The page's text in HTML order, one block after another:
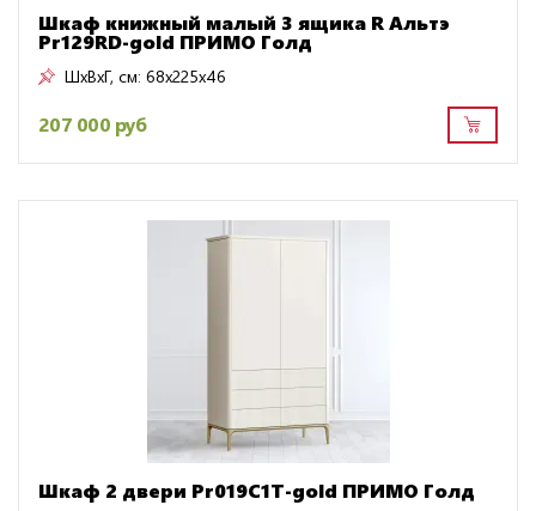
Шкаф книжный малый 3 ящика R Альтэ
Pr129RD-gold ПРИМО Голд
ШxВxГ, см: 68x225x46
207 000 руб
Шкаф 2 двери Pr019C1T-gold ПРИМО Голд